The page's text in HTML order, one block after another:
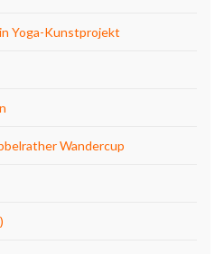
Yoga-Kunstprojekt
Wandercup